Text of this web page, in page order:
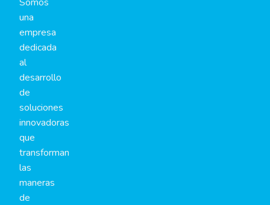
una
empresa
dedicada
al
desarrollo
de
soluciones
innovadoras
que
transforman
las
maneras
de